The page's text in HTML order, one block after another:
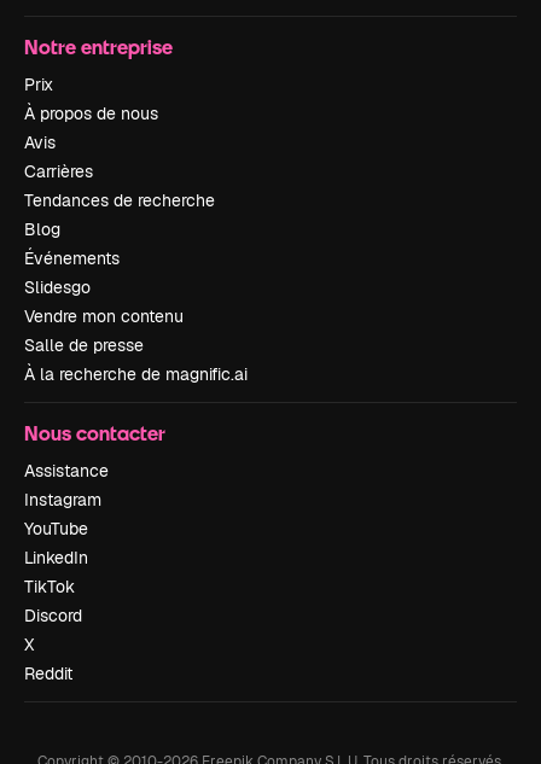
Notre entreprise
Prix
À propos de nous
Avis
Carrières
Tendances de recherche
Blog
Événements
Slidesgo
Vendre mon contenu
Salle de presse
À la recherche de magnific.ai
Nous contacter
Assistance
Instagram
YouTube
LinkedIn
TikTok
Discord
X
Reddit